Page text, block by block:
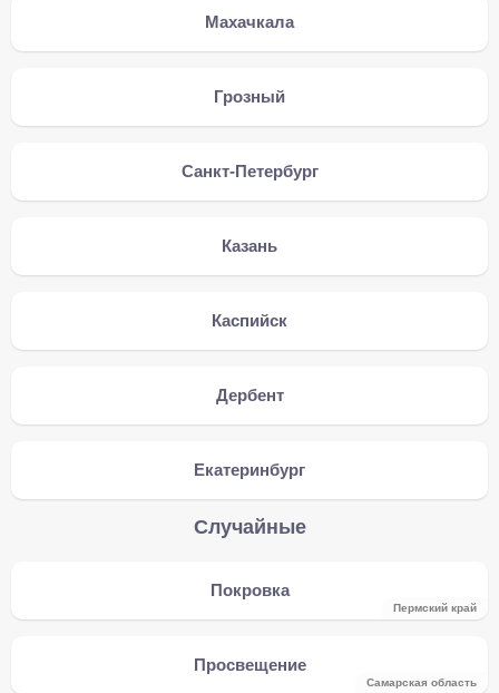
Махачкала
Грозный
Санкт-Петербург
Казань
Каспийск
Дербент
Екатеринбург
Случайные
Покровка
Пермский край
Просвещение
Самарская область